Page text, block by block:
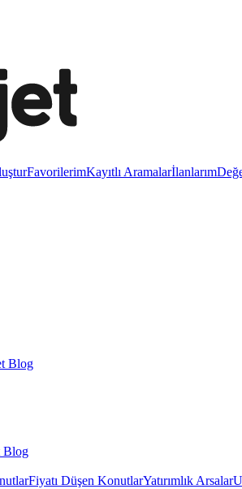
FavorilerimKayıtlı Aramalarİlanlarım
Blog
Blog
Fiyatı Düşen KonutlarYatırımlık Arsalar